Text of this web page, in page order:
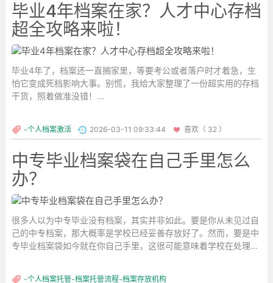
毕业4年档案在家？人才中心存档
超全攻略来啦！
毕业4年了，档案还一直搁家里，等要考公或者落户时才着急，生
怕它变成死档影响大事。别慌，我给大家整理了一份超实用的存档
干货，照着做准没错！...
-个人档案激活 2026-03-11 09:33:44 喜欢（ 32 ）
中专毕业档案袋在自己手里怎么
办？
很多人以为中专毕业没有档案，其实并非如此。要是你从未见过自
己的中专档案，那大概率是学校已经妥善存放好了。然而，要是中
专毕业档案袋如今就在你自己手里，这很可能意味着学校在处理档
-个人档案托管-档案托管流程-档案存放机构